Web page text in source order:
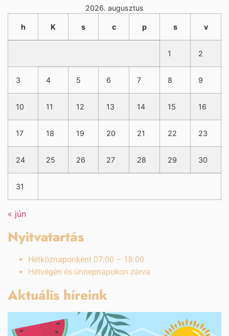
2026. augusztus
h K s c p s v
1 2
3 4 5 6 7 8 9
10 11 12 13 14 15 16
17 18 19 20 21 22 23
24 25 26 27 28 29 30
31
« jún
Nyitvatartás
Hétköznaponként 07:00 – 18:00
Hétvégén és ünnepnapokon zárva
Aktuális híreink